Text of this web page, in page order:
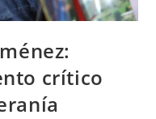
crítico